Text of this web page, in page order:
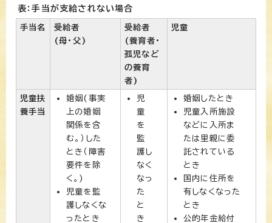
表：手当が支給されない場合
手当名
受給者
(母・父)
受給者
(養育者・
孤児など
の養育
者)
児童
児童扶
養手当
婚姻(事実
上の婚姻
関係を含
む。）した
とき（障害
要件を除
く。)
児童を監
護しなくな
ったとき
児
童
を
監
護し
なく
なっ
た
と
き
婚姻したとき
児童入所施設
などに入所ま
たは里親に委
託されている
とき
国内に住所を
有しなくなった
とき
公的年金給付